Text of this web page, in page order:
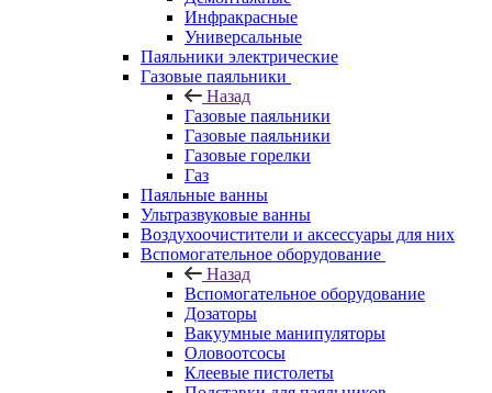
Инфракрасные
Универсальные
Паяльники электрические
Газовые паяльники
Назад
Газовые паяльники
Газовые паяльники
Газовые горелки
Газ
Паяльные ванны
Ультразвуковые ванны
Воздухоочистители и аксессуары для них
Вспомогательное оборудование
Назад
Вспомогательное оборудование
Дозаторы
Вакуумные манипуляторы
Оловоотсосы
Клеевые пистолеты